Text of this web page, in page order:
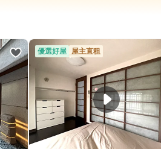
優選好屋 屋主直租